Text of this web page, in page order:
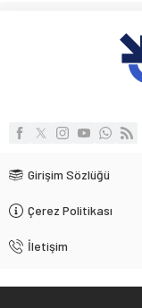
Girişim Sözlüğü
Çerez Politikası
İletişim